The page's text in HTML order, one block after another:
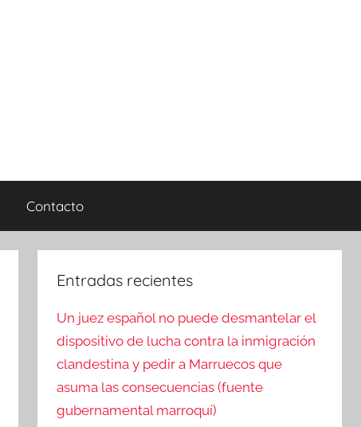
Contacto
Entradas recientes
Un juez español no puede desmantelar el
dispositivo de lucha contra la inmigración
clandestina y pedir a Marruecos que
asuma las consecuencias (fuente
gubernamental marroquí)